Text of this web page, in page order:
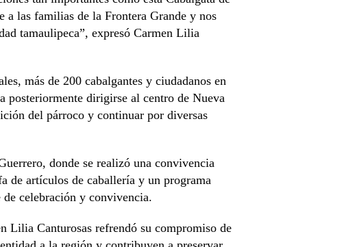
a las familias de la Frontera Grande y nos
tamaulipeca”, expresó Carmen Lilia
más de 200 cabalgantes y ciudadanos en
posteriormente dirigirse al centro de Nueva
del párroco y continuar por diversas
donde se realizó una convivencia
de artículos de caballería y un programa
celebración y convivencia.
Lilia Canturosas refrendó su compromiso de